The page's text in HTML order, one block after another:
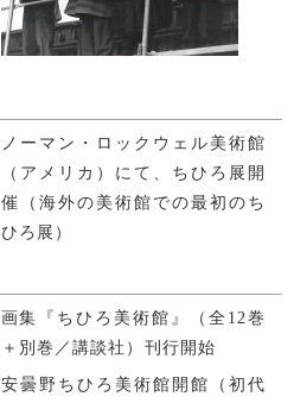
ノーマン・ロックウェル美術館
（アメリカ）にて、ちひろ展開
催（海外の美術館での最初のち
ひろ展）
画集『ちひろ美術館』（全12巻
＋別巻／講談社）刊行開始
安曇野ちひろ美術館開館（初代